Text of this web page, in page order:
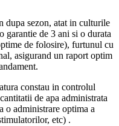
dupa sezon, atat in culturile
de 3 ani si o durata
de folosire), furtunul cu
asigurand un raport optim
constau in controlul
de apa administrata
o administrare optima a
etc) .